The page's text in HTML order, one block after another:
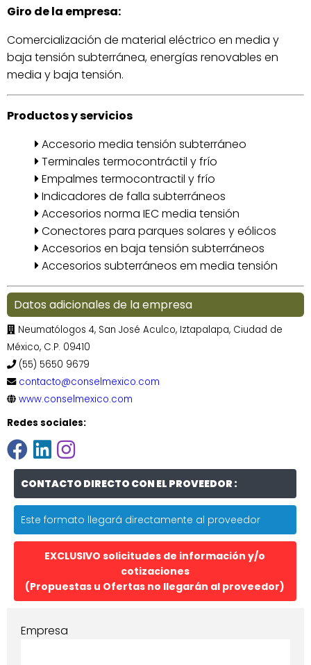
Giro de la empresa:
Comercialización de material eléctrico en media y
baja tensión subterránea, energías renovables en
media y baja tensión.
Productos y servicios
Accesorio media tensión subterráneo
Terminales termocontráctil y frío
Empalmes termocontractil y frío
Indicadores de falla subterráneos
Accesorios norma IEC media tensión
Conectores para parques solares y eólicos
Accesorios en baja tensión subterráneos
Accesorios subterráneos em media tensión
Datos adicionales de la empresa
Neumatólogos 4, San José Aculco, Iztapalapa, Ciudad de
México, C.P. 09410
(55) 5650 9679
contacto@conselmexico.com
www.conselmexico.com
Redes sociales:
CONTACTO DIRECTO CON EL PROVEEDOR :
Este formato llegará directamente al proveedor
EXCLUSIVO solicitudes de información y/o
cotizaciones
(Propuestas u Ofertas no llegarán al proveedor)
Empresa